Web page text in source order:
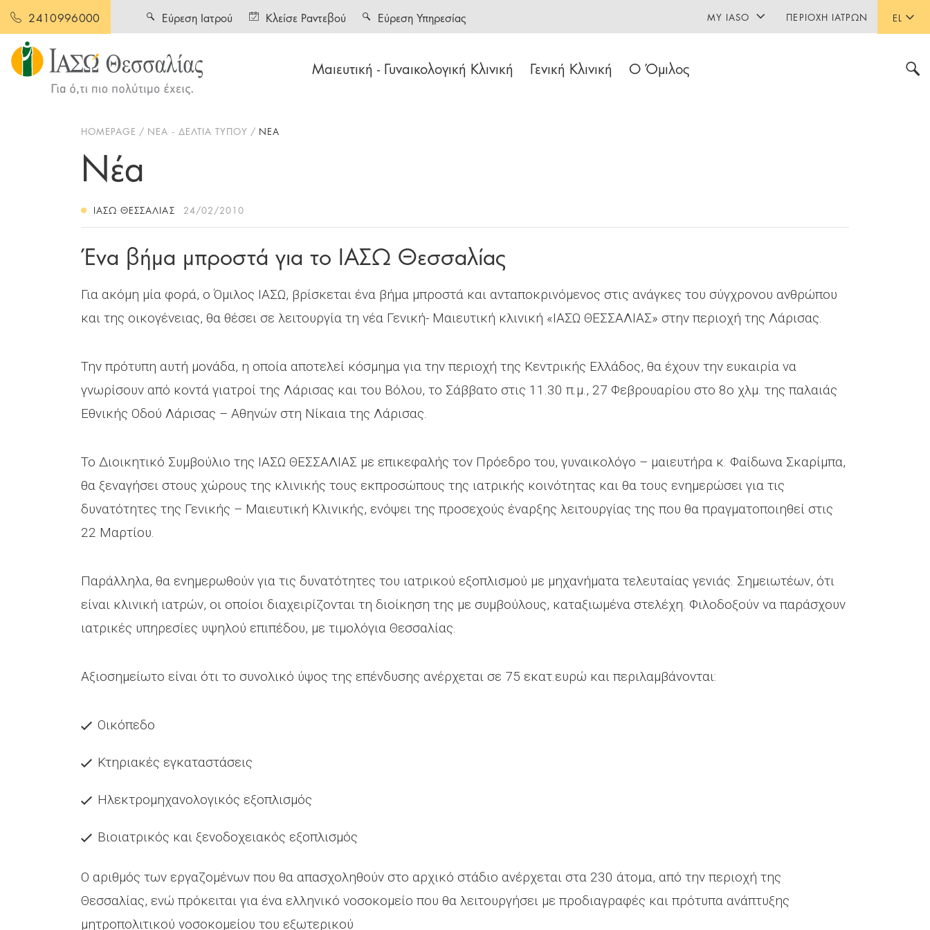
2410996000 EL
Μαιευτική - Γυναικολογική Κλινική Γενική Κλινική Ο Όμιλος
Εύρεση Ιατρού Κλείσε Ραντεβού Εύρεση Υπηρεσίας MY IASO ΠΕΡΙΟΧΉ ΙΑΤΡΏΝ
HOMEPAGE ΝΕΑ - ΔΕΛΤΙΑ ΤΥΠΟΥ ΝΕΑ
Νέα
ΙΑΣΩ ΘΕΣΣΑΛΊΑΣ 24/02/2010
Ένα βήμα μπροστά για το ΙΑΣΩ Θεσσαλίας
Για ακόμη μία φορά, ο Όμιλος ΙΑΣΩ, βρίσκεται ένα βήμα μπροστά και ανταποκρινόμενος στις ανάγκες του σύγχρονου ανθρώπου
και της οικογένειας, θα θέσει σε λειτουργία τη νέα Γενική- Μαιευτική κλινική «ΙΑΣΩ ΘΕΣΣΑΛΙΑΣ» στην περιοχή της Λάρισας.
Την πρότυπη αυτή μονάδα, η οποία αποτελεί κόσμημα για την περιοχή της Κεντρικής Ελλάδος, θα έχουν την ευκαιρία να
γνωρίσουν από κοντά γιατροί της Λάρισας και του Βόλου, το Σάββατο στις 11.30 π.μ., 27 Φεβρουαρίου στο 8ο χλμ. της παλαιάς
Εθνικής Οδού Λάρισας – Αθηνών στη Νίκαια της Λάρισας.
Το Διοικητικό Συμβούλιο της ΙΑΣΩ ΘΕΣΣΑΛΙΑΣ με επικεφαλής τον Πρόεδρο του, γυναικολόγο – μαιευτήρα κ. Φαίδωνα Σκαρίμπα,
θα ξεναγήσει στους χώρους της κλινικής τους εκπροσώπους της ιατρικής κοινότητας και θα τους ενημερώσει για τις
δυνατότητες της Γενικής – Μαιευτική Κλινικής, ενόψει της προσεχούς έναρξης λειτουργίας της που θα πραγματοποιηθεί στις
22 Μαρτίου.
Παράλληλα, θα ενημερωθούν για τις δυνατότητες του ιατρικού εξοπλισμού με μηχανήματα τελευταίας γενιάς. Σημειωτέων, ότι
είναι κλινική ιατρών, οι οποίοι διαχειρίζονται τη διοίκηση της με συμβούλους, καταξιωμένα στελέχη. Φιλοδοξούν να παράσχουν
ιατρικές υπηρεσίες υψηλού επιπέδου, με τιμολόγια Θεσσαλίας.
Αξιοσημείωτο είναι ότι το συνολικό ύψος της επένδυσης ανέρχεται σε 75 εκατ.ευρώ και περιλαμβάνονται:
Οικόπεδο
Κτηριακές εγκαταστάσεις
Ηλεκτρομηχανολογικός εξοπλισμός
Βιοιατρικός και ξενοδοχειακός εξοπλισμός
Ο αριθμός των εργαζομένων που θα απασχοληθούν στο αρχικό στάδιο ανέρχεται στα 230 άτομα, από την περιοχή της
Θεσσαλίας, ενώ πρόκειται για ένα ελληνικό νοσοκομείο που θα λειτουργήσει με προδιαγραφές και πρότυπα ανάπτυξης
μητροπολιτικού νοσοκομείου του εξωτερικού